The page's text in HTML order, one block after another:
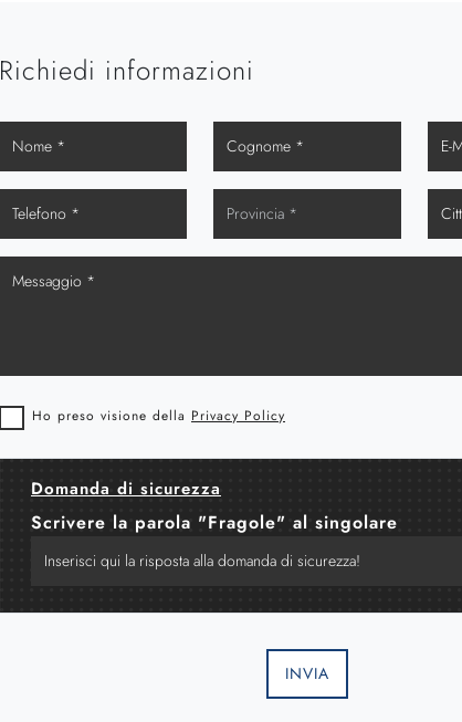
Richiedi informazioni
Ho preso visione della Privacy Policy
Domanda di sicurezza
Scrivere la parola "Fragole" al singolare
INVIA